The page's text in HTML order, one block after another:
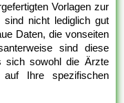
Vorlagen zur
sind nicht lediglich gut
Daten, die vonseiten
sind diese
sich sowohl die Ärzte
Ihre spezifischen